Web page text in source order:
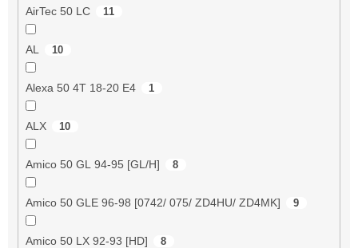
AirTec 50 LC 11
AL 10
Alexa 50 4T 18-20 E4 1
ALX 10
Amico 50 GL 94-95 [GL/H] 8
Amico 50 GLE 96-98 [0742/ 075/ ZD4HU/ ZD4MK] 9
Amico 50 LX 92-93 [HD] 8